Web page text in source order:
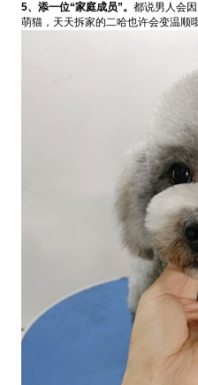
5、添一位“家庭成员”。 都说男人会
萌猫，天天拆家的二哈也许会变温顺